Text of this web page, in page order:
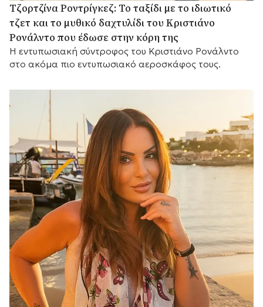
Τζορτζίνα Ροντρίγκεζ: Το ταξίδι με το ιδιωτικό
τζετ και το μυθικό δαχτυλίδι του Κριστιάνο
Ρονάλντο που έδωσε στην κόρη της
Η εντυπωσιακή σύντροφος του Κριστιάνο Ρονάλντο
στο ακόμα πιο εντυπωσιακό αεροσκάφος τους.